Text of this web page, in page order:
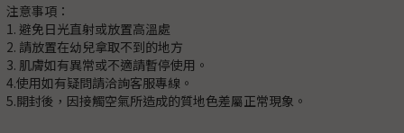
注意事項：
1. 避免日光直射或放置高溫處
2. 請放置在幼兒拿取不到的地方
3. 肌膚如有異常或不適請暫停使用。
4.使用如有疑問請洽詢客服專線。
5.開封後，因接觸空氣所造成的質地色差屬正常現象。